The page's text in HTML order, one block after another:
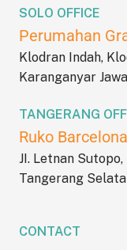
SOLO OFFICE
Perumahan
Klodran Indah,
Karanganyar
TANGERANG
Ruko
JI. Letnan
Tangerang
CONTACT